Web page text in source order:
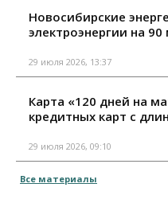
Новосибирские
электроэнергии на
29 июля 2026, 13:37
Карта «120 дней на
кредитных карт с
29 июля 2026, 09:10
Все материалы